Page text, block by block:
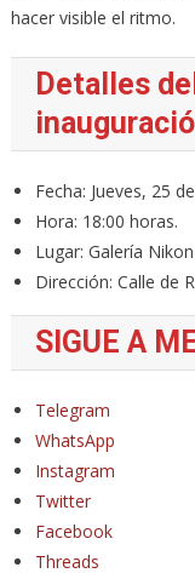
hacer visible el ritmo.
Detalles
Fecha: Jueves, 25
Hora: 18:00 horas.
Lugar: Galería
Dirección: Calle de
SIGUE A
Telegram
WhatsApp
Instagram
Twitter
Facebook
Threads